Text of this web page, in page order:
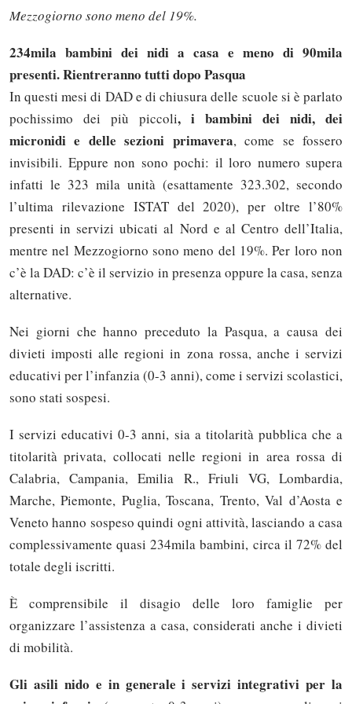
Mezzogiorno sono meno del 19%.
234mila bambini dei nidi a casa e meno di 90mila
presenti. Rientreranno tutti dopo Pasqua
In questi mesi di DAD e di chiusura delle scuole si è parlato
pochissimo dei più piccoli, i bambini dei nidi, dei
micronidi e delle sezioni primavera, come se fossero
invisibili. Eppure non sono pochi: il loro numero supera
infatti le 323 mila unità (esattamente 323.302, secondo
l’ultima rilevazione ISTAT del 2020), per oltre l’80%
presenti in servizi ubicati al Nord e al Centro dell’Italia,
mentre nel Mezzogiorno sono meno del 19%. Per loro non
c’è la DAD: c’è il servizio in presenza oppure la casa, senza
alternative.
Nei giorni che hanno preceduto la Pasqua, a causa dei
divieti imposti alle regioni in zona rossa, anche i servizi
educativi per l’infanzia (0-3 anni), come i servizi scolastici,
sono stati sospesi.
I servizi educativi 0-3 anni, sia a titolarità pubblica che a
titolarità privata, collocati nelle regioni in area rossa di
Calabria, Campania, Emilia R., Friuli VG, Lombardia,
Marche, Piemonte, Puglia, Toscana, Trento, Val d’Aosta e
Veneto hanno sospeso quindi ogni attività, lasciando a casa
complessivamente quasi 234mila bambini, circa il 72% del
totale degli iscritti.
È comprensibile il disagio delle loro famiglie per
organizzare l’assistenza a casa, considerati anche i divieti
di mobilità.
Gli asili nido e in generale i servizi integrativi per la